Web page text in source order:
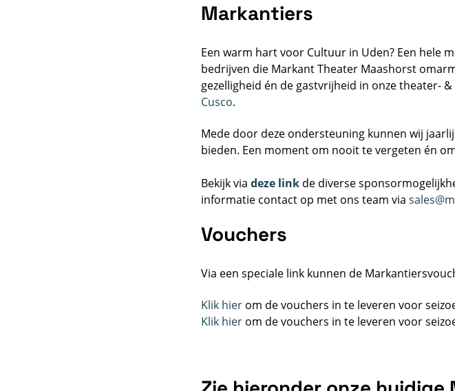
Markantiers
Een warm hart voor Cultuur in Uden? Een hele
bedrijven die Markant Theater Maashorst
gezelligheid én de gastvrijheid in onze theater-
Cusco.
Mede door deze ondersteuning kunnen wij
bieden. Een moment om nooit te vergeten én
Bekijk via deze link de diverse
informatie contact op met ons team via
Vouchers
Via een speciale link kunnen de
Klik hier om de vouchers in te leveren voor
Klik hier om de vouchers in te leveren voor